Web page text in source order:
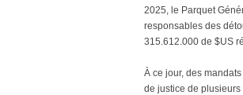
2025, le Parquet
responsables des
315.612.000 de $US
À ce jour, des
de justice de